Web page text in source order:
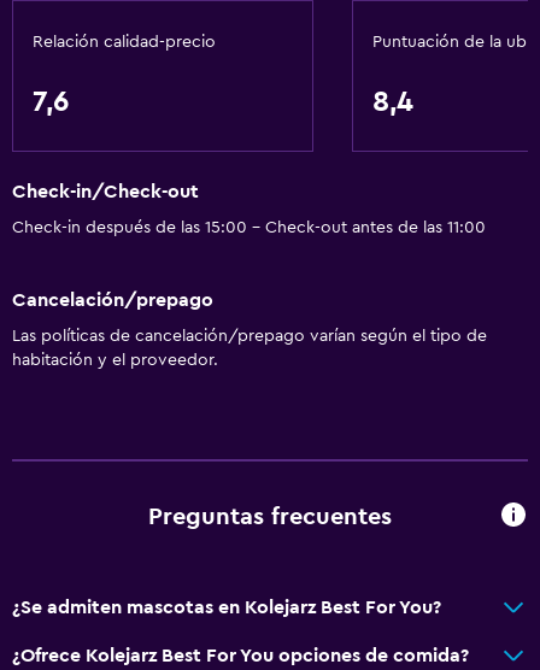
Relación calidad-precio
7,6
Puntuación de la
8,4
Check-in/Check-out
Check-in después de las 15:00 - Check-out antes de las 11:00
Cancelación/prepago
Las políticas de cancelación/prepago varían según el tipo de
habitación y el proveedor.
Preguntas frecuentes
¿Se admiten mascotas en Kolejarz Best For You?
¿Ofrece Kolejarz Best For You opciones de comida?